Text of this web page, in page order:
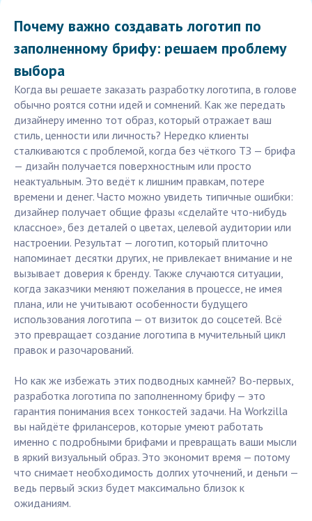
Почему важно создавать логотип по
заполненному брифу: решаем проблему
выбора
Когда вы решаете заказать разработку логотипа, в голове
обычно роятся сотни идей и сомнений. Как же передать
дизайнеру именно тот образ, который отражает ваш
стиль, ценности или личность? Нередко клиенты
сталкиваются с проблемой, когда без чёткого ТЗ — брифа
— дизайн получается поверхностным или просто
неактуальным. Это ведёт к лишним правкам, потере
времени и денег. Часто можно увидеть типичные ошибки:
дизайнер получает общие фразы «сделайте что-нибудь
классное», без деталей о цветах, целевой аудитории или
настроении. Результат — логотип, который плиточно
напоминает десятки других, не привлекает внимание и не
вызывает доверия к бренду. Также случаются ситуации,
когда заказчики меняют пожелания в процессе, не имея
плана, или не учитывают особенности будущего
использования логотипа — от визиток до соцсетей. Всё
это превращает создание логотипа в мучительный цикл
правок и разочарований.
Но как же избежать этих подводных камней? Во-первых,
разработка логотипа по заполненному брифу — это
гарантия понимания всех тонкостей задачи. На Workzilla
вы найдёте фрилансеров, которые умеют работать
именно с подробными брифами и превращать ваши мысли
в яркий визуальный образ. Это экономит время — потому
что снимает необходимость долгих уточнений, и деньги —
ведь первый эскиз будет максимально близок к
ожиданиям.